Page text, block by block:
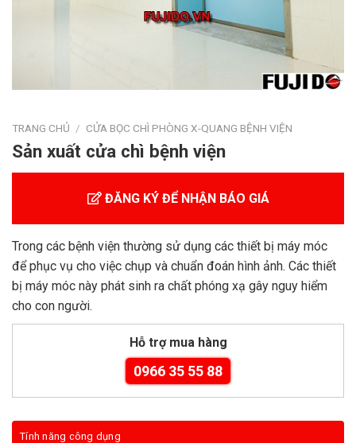
TRANG CHỦ / CỬA BỌC CHÌ PHÒNG X-QUANG BỆNH VIỆN
Sản xuất cửa chì bệnh viện
ĐĂNG KÝ ĐỂ NHẬN BÁO GIÁ
Trong các bệnh viện thường sử dụng các thiết bị máy móc
để phục vụ cho việc chụp và chuẩn đoán hình ảnh. Các thiết
bị máy móc này phát sinh ra chất phóng xạ gây nguy hiểm
cho con người.
Hỗ trợ mua hàng
0966 35 55 88
Tính năng công dụng